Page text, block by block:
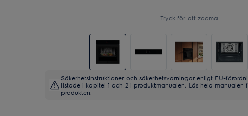
Tryck för att zooma
Säkerhetsinstruktioner och säkerhetsvarningar enligt EU-
listade i kapitel 1 och 2 i produktmanualen. Läs hela
produkten.